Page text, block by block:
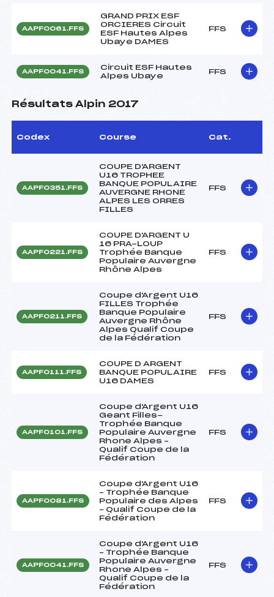
AAPF0061.FFS
GRAND PRIX ESF
ORCIERES Circuit
ESF Hautes Alpes
Ubaye DAMES
FFS
AAPF0041.FFS
Circuit ESF Hautes
Alpes Ubaye
FFS
Résultats Alpin 2017
Codex Course Cat.
AAPF0351.FFS
COUPE D'ARGENT
U16 TROPHEE
BANQUE POPULAIRE
AUVERGNE RHONE
ALPES LES ORRES
FILLES
FFS
AAPF0221.FFS
COUPE D'ARGENT U
16 PRA-LOUP
Trophée Banque
Populaire Auvergne
Rhône Alpes
FFS
AAPF0211.FFS
Coupe d'Argent U16
FILLES Trophée
Banque Populaire
Auvergne Rhône
Alpes Qualif Coupe
de la Fédération
FFS
AAPF0111.FFS
COUPE D ARGENT
BANQUE POPULAIRE
U16 DAMES
FFS
AAPF0101.FFS
Coupe d'Argent U16
Geant Filles-
Trophée Banque
Populaire Auvergne
Rhone Alpes –
Qualif Coupe de la
Fédération
FFS
AAPF0081.FFS
Coupe d'Argent U16
– Trophée Banque
Populaire des Alpes
– Qualif Coupe de la
Fédération
FFS
AAPF0041.FFS
Coupe d'Argent U16
– Trophée Banque
Populaire Auvergne
Rhone Alpes –
Qualif Coupe de la
Fédération
FFS